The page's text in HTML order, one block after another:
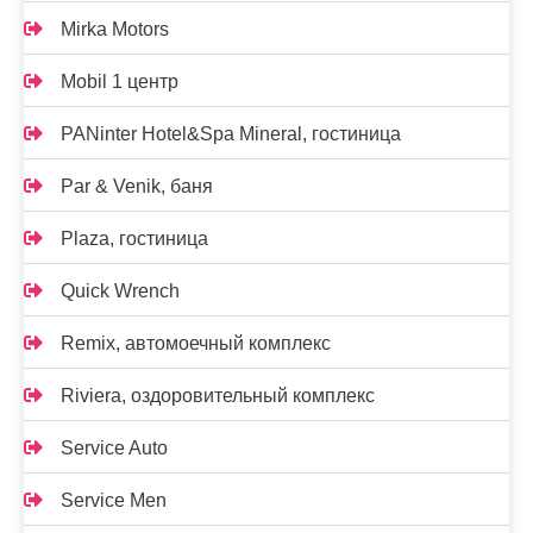
Mirka Motors
Mobil 1 центр
PANinter Hotel&Spa Mineral, гостиница
Par & Venik, баня
Plaza, гостиница
Quick Wrench
Remix, автомоечный комплекс
Riviera, оздоровительный комплекс
Service Auto
Service Men